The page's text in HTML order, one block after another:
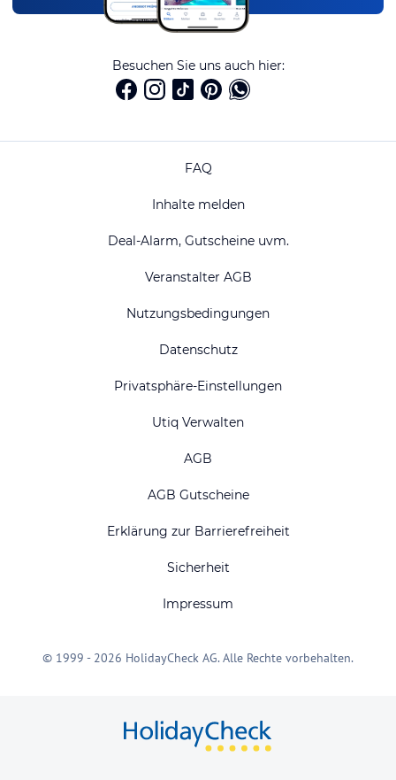
Besuchen Sie uns auch hier:
FAQ
Inhalte melden
Deal-Alarm, Gutscheine uvm.
Veranstalter AGB
Nutzungsbedingungen
Datenschutz
Privatsphäre-Einstellungen
Utiq Verwalten
AGB
AGB Gutscheine
Erklärung zur Barrierefreiheit
Sicherheit
Impressum
© 1999 - 2026 HolidayCheck AG. Alle Rechte vorbehalten.